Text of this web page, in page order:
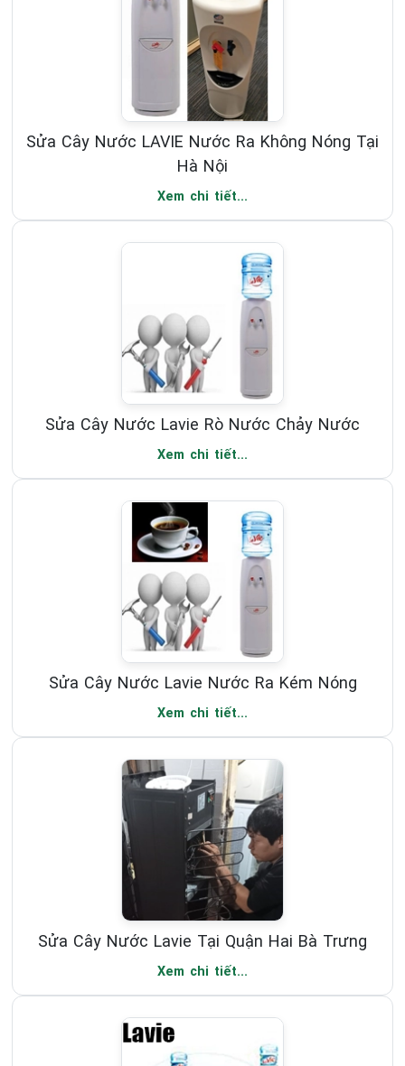
Sửa Cây Nước LAVIE Nước Ra Không Nóng Tại
Hà Nội
Xem chi tiết...
Sửa Cây Nước Lavie Rò Nước Chảy Nước
Xem chi tiết...
Sửa Cây Nước Lavie Nước Ra Kém Nóng
Xem chi tiết...
Sửa Cây Nước Lavie Tại Quận Hai Bà Trưng
Xem chi tiết...